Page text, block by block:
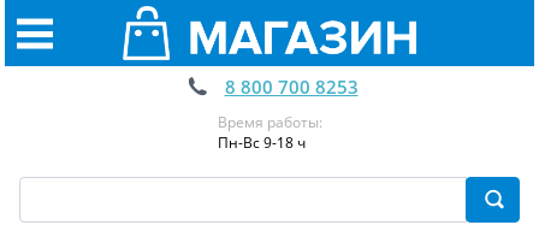
8 800 700 8253
Время работы:
Пн-Вс 9-18 ч